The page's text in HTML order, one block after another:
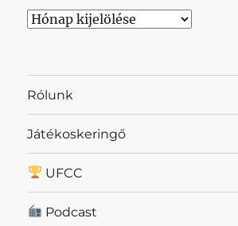
Archívum
Rólunk
Játékoskeringő
UFCC
Podcast